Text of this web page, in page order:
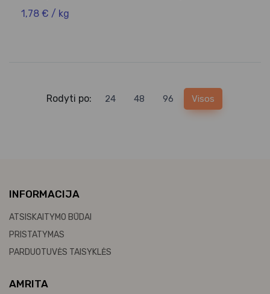
1,78 € / kg
Rodyti po: 24 48 96 Visos
INFORMACIJA
ATSISKAITYMO BŪDAI
PRISTATYMAS
PARDUOTUVĖS TAISYKLĖS
AMRITA